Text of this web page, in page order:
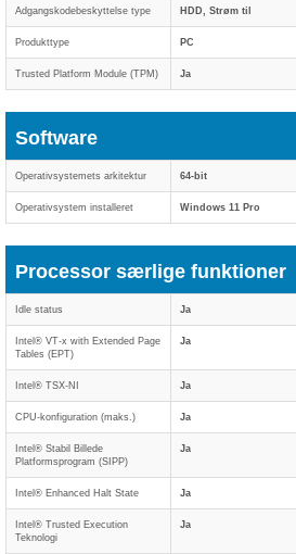
Adgangskodebeskyttelse type HDD, Strøm til
Produkttype PC
Trusted Platform Module (TPM) Ja
Software
Operativsystemets arkitektur 64-bit
Operativsystem installeret Windows 11 Pro
Processor særlige funktioner
Idle status Ja
Intel® VT-x with Extended Page
Tables (EPT)
Ja
Intel® TSX-NI Ja
CPU-konfiguration (maks.) Ja
Intel® Stabil Billede
Platformsprogram (SIPP)
Ja
Intel® Enhanced Halt State Ja
Intel® Trusted Execution
Teknologi
Ja